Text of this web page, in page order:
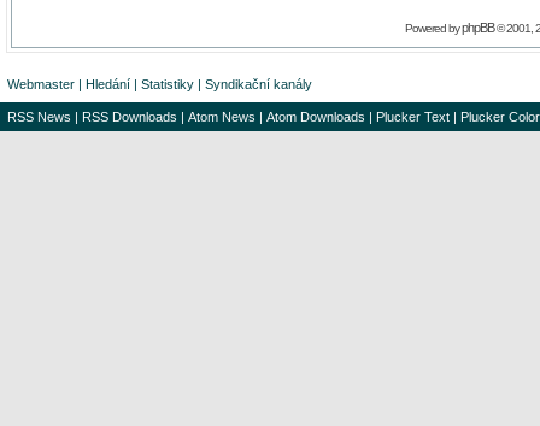
Powered byphpBB© 2001,
Webmaster | Hledání | Statistiky | Syndikační kanály
RSS News | RSS Downloads | Atom News | Atom Downloads | Plucker Text | Plucker Color